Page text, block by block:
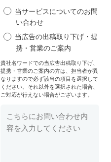
当サービスについてのお問
い合わせ
当広告の出稿取り下げ・提
携・営業のご案内
貴社名ワードでの当広告出稿取り下げ、
提携・営業のご案内の方は、担当者が異
なりますので必ず該当の項目を選択して
ください。それ以外を選択された場合、
ご対応が行えない場合がございます。